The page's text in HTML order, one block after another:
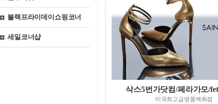
블랙프라이데이쇼핑코너
세일코너샵
삭스5번가닷컴/페라가모/
미국최고급명품백화점